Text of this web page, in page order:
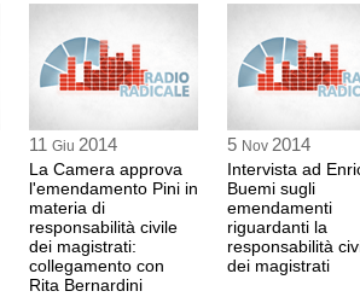
11 Giu 2014
La Camera approva
l'emendamento Pini in
materia di
responsabilità civile
dei magistrati:
collegamento con
Rita Bernardini
5 Nov 2014
Intervista ad
Buemi sugli
emendamenti
riguardanti la
responsabilità
dei magistrati